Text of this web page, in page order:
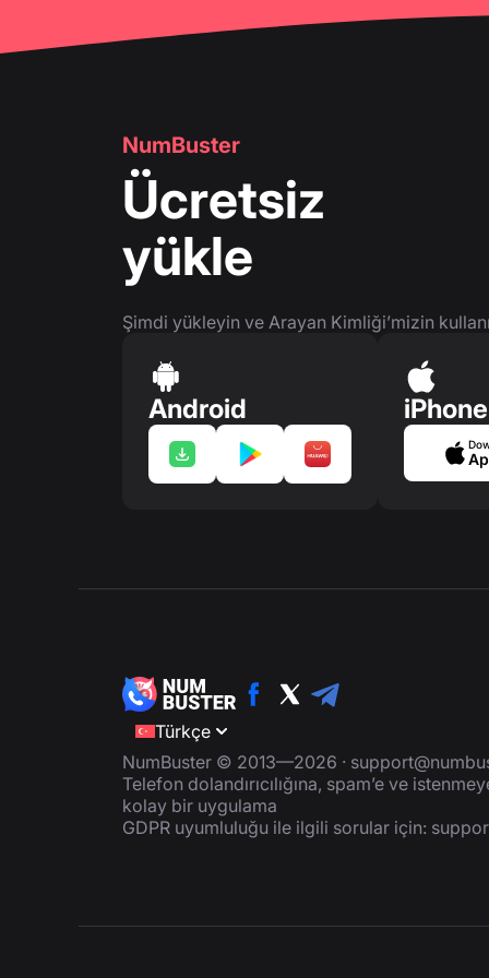
NumBuster
Ücretsiz
yükle
Şimdi yükleyin ve Arayan Kimliği’mizin
Android iPhone
Türkçe
NumBuster © 2013—2026 ·
Telefon dolandırıcılığına, spam’e ve
kolay bir uygulama
GDPR uyumluluğu ile ilgili sorular için: